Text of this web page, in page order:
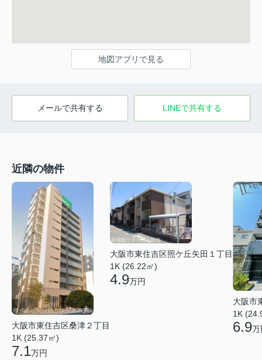
地図アプリで見る
メールで共有する LINEで共有する
近隣の物件
大阪市東住吉区桑津２丁目
1K (25.37㎡)
7.1万円
大阪市東住吉区照ケ丘矢田１丁目
1K (26.22㎡)
4.9万円
大阪市
1K
6.9万